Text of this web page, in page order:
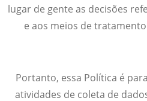
lugar de gente as decisões
e aos meios de
Portanto, essa Política é
atividades de coleta de